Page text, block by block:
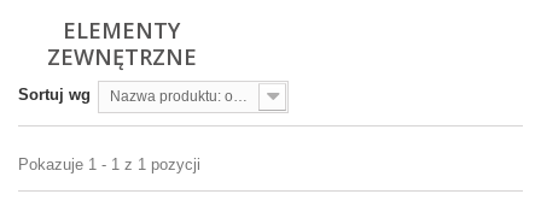
ELEMENTY
ZEWNĘTRZNE
Sortuj wg Nazwa produktu: od A do Z
Pokazuje 1 - 1 z 1 pozycji